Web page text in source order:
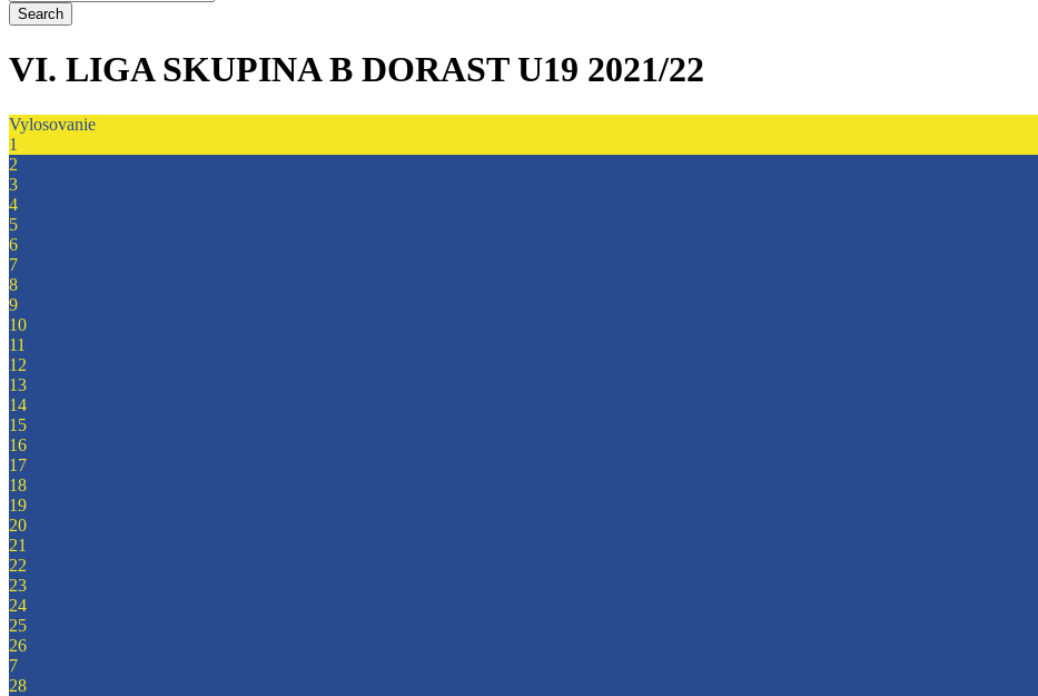
VI. LIGA SKUPINA B DORAST U19 2021/22
Vylosovanie
1
2
3
4
5
6
7
8
9
10
11
12
13
14
15
16
17
18
19
20
21
22
23
24
25
26
7
28